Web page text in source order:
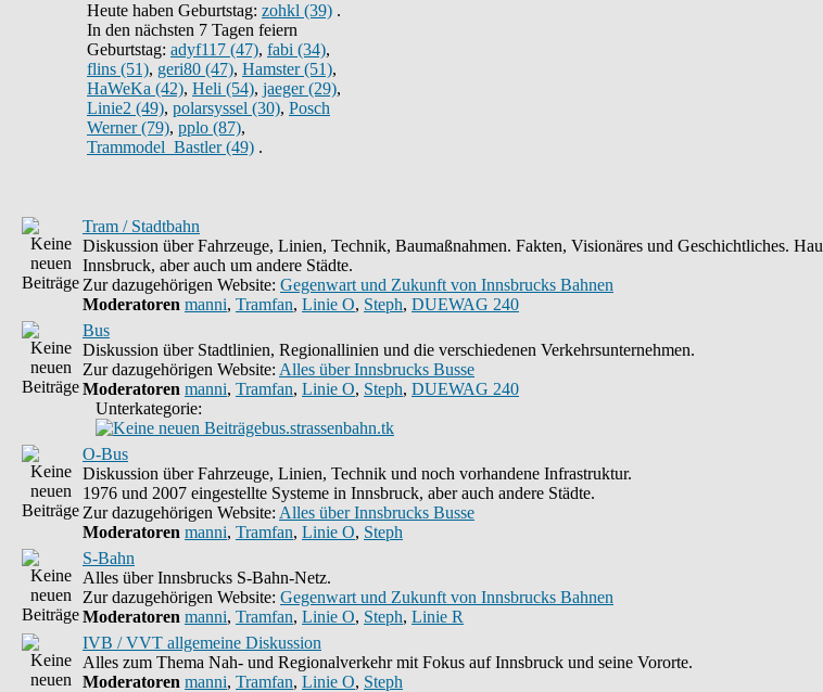
Heute haben Geburtstag: zohkl (39) .
In den nächsten 7 Tagen feiern
Geburtstag: adyf117 (47), fabi (34),
flins (51), geri80 (47), Hamster (51),
HaWeKa (42), Heli (54), jaeger (29),
Linie2 (49), polarsyssel (30), Posch
Werner (79), pplo (87),
Trammodel_Bastler (49) .
Tram / Stadtbahn
Diskussion über Fahrzeuge, Linien, Technik, Baumaßnahmen. Fakten, Visionäres und Geschichtliches.
Innsbruck, aber auch um andere Städte.
Zur dazugehörigen Website: Gegenwart und Zukunft von Innsbrucks Bahnen
Moderatoren manni, Tramfan, Linie O, Steph, DUEWAG 240
Bus
Diskussion über Stadtlinien, Regionallinien und die verschiedenen Verkehrsunternehmen.
Zur dazugehörigen Website: Alles über Innsbrucks Busse
Moderatoren manni, Tramfan, Linie O, Steph, DUEWAG 240
Unterkategorie:
bus.strassenbahn.tk
O-Bus
Diskussion über Fahrzeuge, Linien, Technik und noch vorhandene Infrastruktur.
1976 und 2007 eingestellte Systeme in Innsbruck, aber auch andere Städte.
Zur dazugehörigen Website: Alles über Innsbrucks Busse
Moderatoren manni, Tramfan, Linie O, Steph
S-Bahn
Alles über Innsbrucks S-Bahn-Netz.
Zur dazugehörigen Website: Gegenwart und Zukunft von Innsbrucks Bahnen
Moderatoren manni, Tramfan, Linie O, Steph, Linie R
IVB / VVT allgemeine Diskussion
Alles zum Thema Nah- und Regionalverkehr mit Fokus auf Innsbruck und seine Vororte.
Moderatoren manni, Tramfan, Linie O, Steph